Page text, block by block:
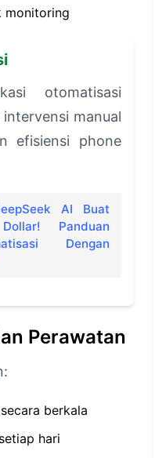
monitoring
otomatisasi
manual
efisiensi phone
AI Buat
Panduan
Dengan
Perawatan
berkala
hari